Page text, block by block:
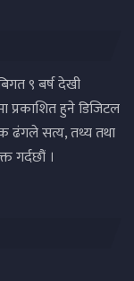
९ बर्ष देखी
प्रकाशित हुने डिजिटल
ढंगले सत्य, तथ्य तथा
गर्दछौं ।